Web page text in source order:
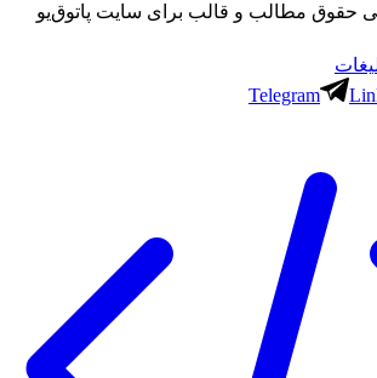
تمامی حقوق مطالب و قالب برای سایت پاتوق‌یو
Telegram